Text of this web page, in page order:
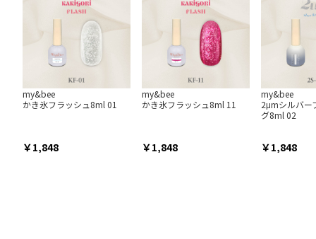
my&bee
かき氷フラッシュ8ml 01
1,848
my&bee
かき氷フラッシュ8ml 11
1,848
my&bee
2μmシルバー
グ8ml 02
1,848